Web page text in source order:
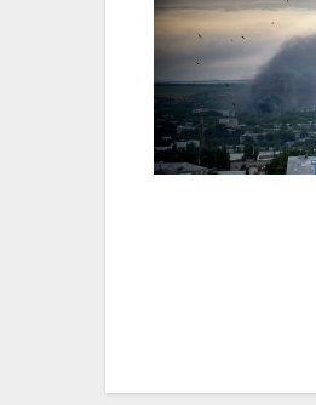
записям